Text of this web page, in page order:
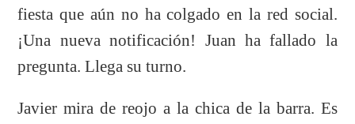
fiesta que aún no ha colgado en la red social.
¡Una nueva notificación! Juan ha fallado la
pregunta. Llega su turno.
Javier mira de reojo a la chica de la barra. Es